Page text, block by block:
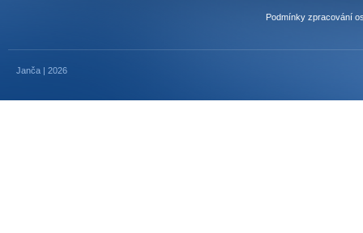
Podmínky zpracování
Janča | 2026